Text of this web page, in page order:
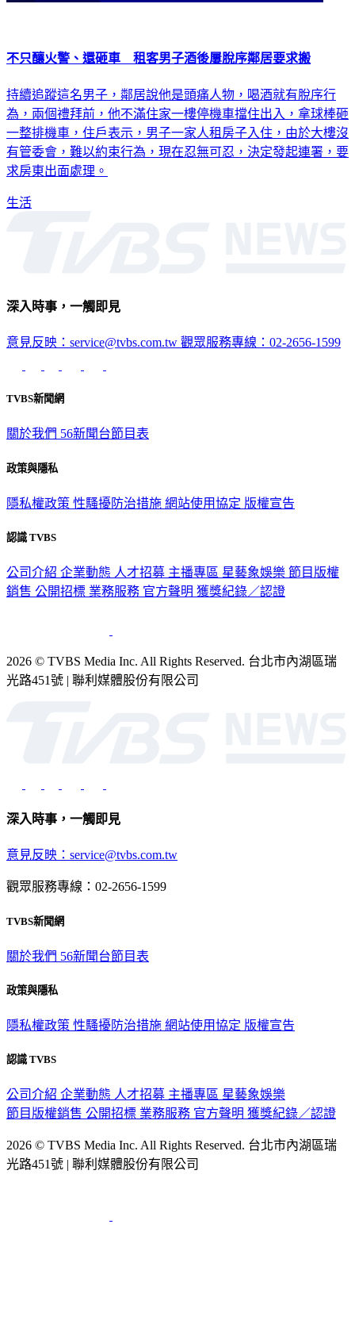
不只釀火警、還砸車 租客男子酒後屢脫序鄰居要求搬
持續追蹤這名男子，鄰居說他是頭痛人物，喝酒就有脫序行
為，兩個禮拜前，他不滿住家一樓停機車擋住出入，拿球棒砸
一整排機車，住戶表示，男子一家人租房子入住，由於大樓沒
有管委會，難以約束行為，現在忍無可忍，決定發起連署，要
求房東出面處理。
生活
深入時事，一觸即見
意見反映：service@tvbs.com.tw 觀眾服務專線：02-2656-1599
TVBS新聞網
關於我們 56新聞台節目表
政策與隱私
隱私權政策 性騷擾防治措施 網站使用協定 版權宣告
認識 TVBS
公司介紹 企業動態 人才招募 主播專區 星藝象娛樂 節目版權
銷售 公開招標 業務服務 官方聲明 獲獎紀錄／認證
2026 © TVBS Media Inc. All Rights Reserved. 台北市內湖區瑞
光路451號 | 聯利媒體股份有限公司
深入時事，一觸即見
意見反映：service@tvbs.com.tw
觀眾服務專線：02-2656-1599
TVBS新聞網
關於我們 56新聞台節目表
政策與隱私
隱私權政策 性騷擾防治措施 網站使用協定 版權宣告
認識 TVBS
公司介紹 企業動態 人才招募 主播專區 星藝象娛樂
節目版權銷售 公開招標 業務服務 官方聲明 獲獎紀錄／認證
2026 © TVBS Media Inc. All Rights Reserved. 台北市內湖區瑞
光路451號 | 聯利媒體股份有限公司